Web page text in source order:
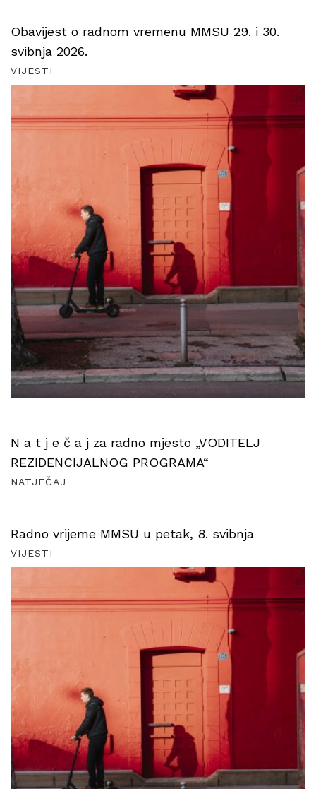
Obavijest o radnom vremenu MMSU 29. i 30.
svibnja 2026.
VIJESTI
N a t j e č a j za radno mjesto „VODITELJ
REZIDENCIJALNOG PROGRAMA“
NATJEČAJ
Radno vrijeme MMSU u petak, 8. svibnja
VIJESTI